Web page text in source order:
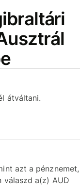
átváltani.
azt a pénznemet,
válaszd a(z) AUD